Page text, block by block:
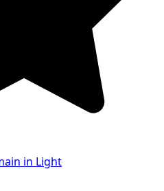
in Light